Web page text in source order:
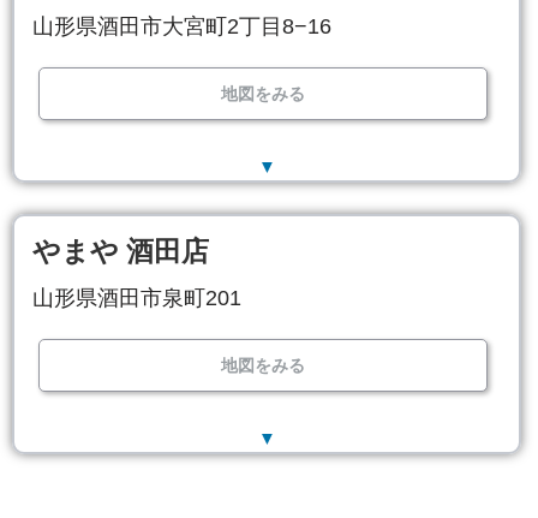
山形県酒田市大宮町2丁目8−16
地図をみる
▼
やまや 酒田店
山形県酒田市泉町201
地図をみる
▼